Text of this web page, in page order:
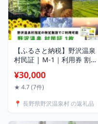
【ふるさと納税】野沢温泉
村民証 | M-1｜利用券 割引
り 観光 旅行 レジャー スキ
ー スノーボード ゴンドラ
場 温水プール サウナ 博物
¥30,000
★ 4.7 (7件)
📍 長野県野沢温泉村 の返礼品